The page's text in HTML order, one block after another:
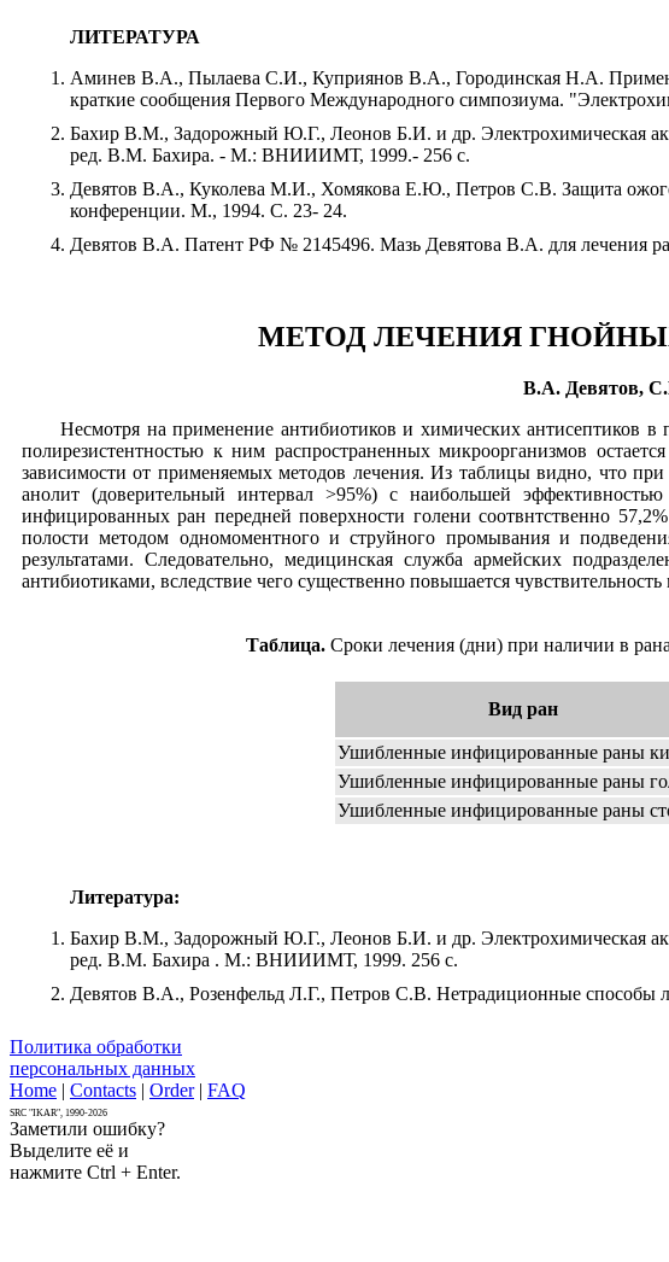
ЛИТЕРАТУРА
Аминев В.А., Пылаева С.И., Куприянов В.А., Городинская Н.А.
краткие сообщения Первого Международного симпозиума.
Бахир В.М., Задорожный Ю.Г., Леонов Б.И. и др. Электрохимическая
ред. В.М. Бахира. - М.: ВНИИИМТ, 1999.- 256 с.
Девятов В.А., Куколева М.И., Хомякова Е.Ю., Петров С.В. Защита
конференции. М., 1994. С. 23- 24.
Девятов В.А. Патент РФ № 2145496. Мазь Девятова В.А. для лечения
МЕТОД ЛЕЧЕНИЯ
В.А. Девятов,
Несмотря на применение антибиотиков и химических антисептиков
полирезистентностью к ним распространенных микроорганизмов
зависимости от применяемых методов лечения. Из таблицы видно, что
анолит (доверительный интервал >95%) с наибольшей
инфицированных ран передней поверхности голени соотвнтственно
полости методом одномоментного и струйного промывания и
результатами. Следовательно, медицинская служба армейских
антибиотиками, вследствие чего существенно повышается
Таблица.Сроки лечения (дни) при наличии в
Вид ран
Ушибленные инфицированные раны
Ушибленные инфицированные раны
Ушибленные инфицированные раны
Литература:
Бахир В.М., Задорожный Ю.Г., Леонов Б.И. и др. Электрохимическая
ред. В.М. Бахира . М.: ВНИИИМТ, 1999. 256 с.
Девятов В.А., Розенфельд Л.Г., Петров С.В. Нетрадиционные способы
Политика обработки
персональных данных
Home | Contacts | Order| FAQ
SRC "IKAR", 1990-2026
Заметили ошибку?
Выделите её и
нажмите Ctrl + Enter.